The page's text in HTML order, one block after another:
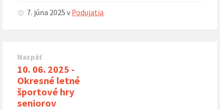
7. júna 2025 v Podujatia
Naspäť
10. 06. 2025 -
Okresné letné
športové hry
seniorov